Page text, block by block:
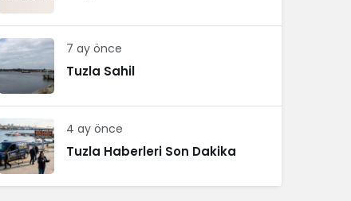
7 ay önce
Tuzla Sahil
4 ay önce
Tuzla Haberleri Son Dakika